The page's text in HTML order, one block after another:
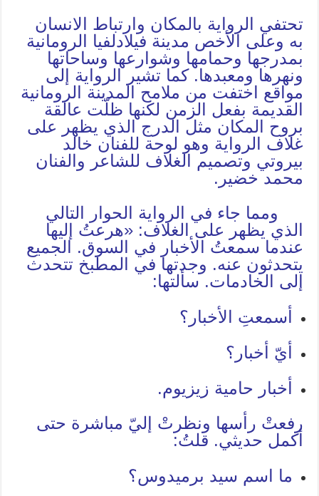
تحتفي الرواية بالمكان وارتباط الانسان
به وعلى الأخص مدينة فيلادلفيا الرومانية
بمدرجها وحمامها وشوارعها وساحاتها
ونهرها ومعبدها. كما تشير الرواية إلى
مواقع اختفت من ملامح المدينة الرومانية
القديمة بفعل الزمن لكنها ظلّت عالقة
بروح المكان مثل الدرج الذي يظهر على
غلاف الرواية وهو لوحة للفنان خالد
بيروتي وتصميم الغلاف للشاعر والفنان
محمد خضير.
ومما جاء في الرواية الحوار التالي
الذي يظهر على الغلاف: «هرعتُ إليها
عندما سمعتُ الأخبار في السوق. الجميع
يتحدثون عنه. وجدتها في المطبخ تتحدث
إلى الخادمات. سألتها:
أسمعتِ الأخبار؟
أيّ أخبار؟
أخبار حامية زيزيوم.
رفعتْ رأسها ونظرتْ إليّ مباشرة حتى
أكمل حديثي. قلتُ:
ما اسم سيد برميدوس؟